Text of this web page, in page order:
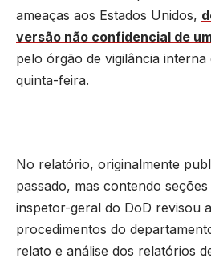
ameaças aos Estados Unidos,
versão não confidencial de
pelo órgão de vigilância
quinta-feira.
No relatório, originalmente
passado, mas contendo
inspetor-geral do DoD revisou
procedimentos do
relato e análise dos relatórios